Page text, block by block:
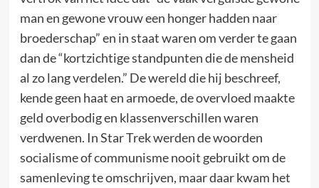
man en gewone vrouw een honger hadden naar
broederschap” en in staat waren om verder te gaan
dan de “kortzichtige standpunten die de mensheid
al zo lang verdelen.” De wereld die hij beschreef,
kende geen haat en armoede, de overvloed maakte
geld overbodig en klassenverschillen waren
verdwenen. In Star Trek werden de woorden
socialisme of communisme nooit gebruikt om de
samenleving te omschrijven, maar daar kwam het